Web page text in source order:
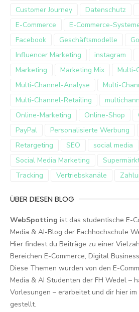
Customer Journey
Datenschutz
E-Commerce
E-Commerce-
Facebook
Geschäftsmodelle
Influencer Marketing
instagram
Marketing
Marketing Mix
Multi-
Multi-Channel-Analyse
Multi-
Multi-Channel-Retailing
Online-Marketing
Online-Shop
PayPal
Personalisierte Werbung
Retargeting
SEO
social media
Social Media Marketing
Tracking
Vertriebskanäle
ÜBER DIESEN BLOG
WebSpotting ist das studentische E-
Media & AI-Blog der Fachhochschule
Hier findest du Beiträge zu einer
Bereichen E-Commerce, Digital
Diese Themen wurden von den E-
Media & AI Studenten der FH Wedel –
Vorlesungen – erarbeitet und dir hier
gestellt.